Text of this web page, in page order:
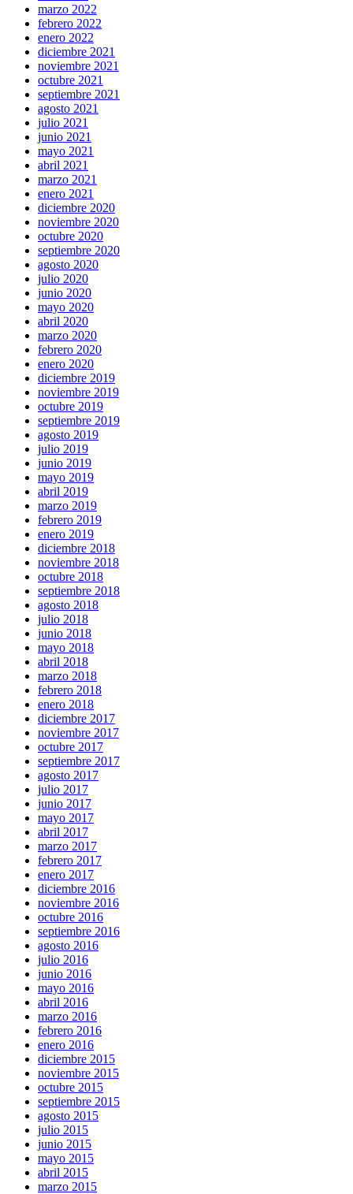
marzo 2022
febrero 2022
enero 2022
diciembre 2021
noviembre 2021
octubre 2021
septiembre 2021
agosto 2021
julio 2021
junio 2021
mayo 2021
abril 2021
marzo 2021
enero 2021
diciembre 2020
noviembre 2020
octubre 2020
septiembre 2020
agosto 2020
julio 2020
junio 2020
mayo 2020
abril 2020
marzo 2020
febrero 2020
enero 2020
diciembre 2019
noviembre 2019
octubre 2019
septiembre 2019
agosto 2019
julio 2019
junio 2019
mayo 2019
abril 2019
marzo 2019
febrero 2019
enero 2019
diciembre 2018
noviembre 2018
octubre 2018
septiembre 2018
agosto 2018
julio 2018
junio 2018
mayo 2018
abril 2018
marzo 2018
febrero 2018
enero 2018
diciembre 2017
noviembre 2017
octubre 2017
septiembre 2017
agosto 2017
julio 2017
junio 2017
mayo 2017
abril 2017
marzo 2017
febrero 2017
enero 2017
diciembre 2016
noviembre 2016
octubre 2016
septiembre 2016
agosto 2016
julio 2016
junio 2016
mayo 2016
abril 2016
marzo 2016
febrero 2016
enero 2016
diciembre 2015
noviembre 2015
octubre 2015
septiembre 2015
agosto 2015
julio 2015
junio 2015
mayo 2015
abril 2015
marzo 2015